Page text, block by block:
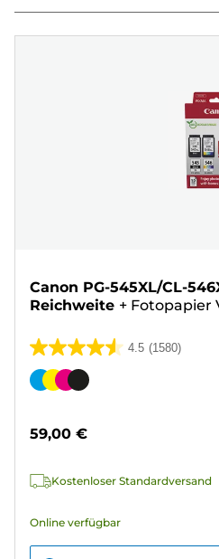
Canon PG-545XL/CL-
Reichweite + Fotopapier
4.5 (1580)
4.5
von
1580
Farbpatrone
59,00 €
Kostenloser Standardversand
Online verfügbar